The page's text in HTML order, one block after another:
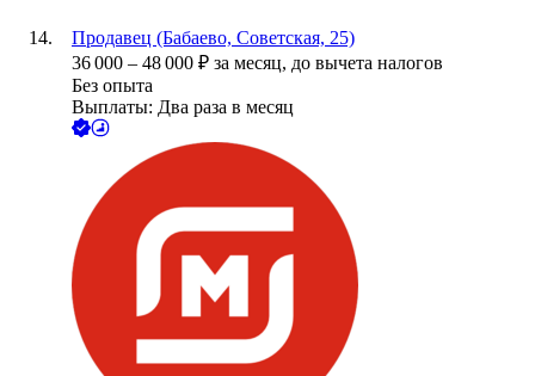
Продавец (Бабаево, Советская, 25)
36 000 – 48 000 ₽ за месяц, до вычета налогов
Без опыта
Выплаты: Два раза в месяц